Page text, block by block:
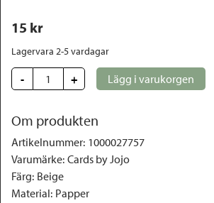
15 kr
Lagervara 2-5 vardagar
- + Lägg i varukorgen
Om produkten
Artikelnummer: 1000027757
Varumärke: Cards by Jojo
Färg: Beige
Material: Papper